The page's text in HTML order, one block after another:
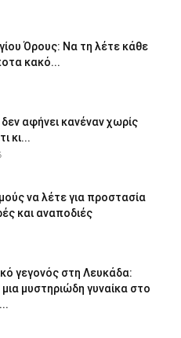
Όρους: Να τη λέτε κάθε
κακό...
αφήνει κανέναν χωρίς
κι...
να λέτε για προστασία
και αναποδιές
γεγονός στη Λευκάδα:
μυστηριώδη γυναίκα στο